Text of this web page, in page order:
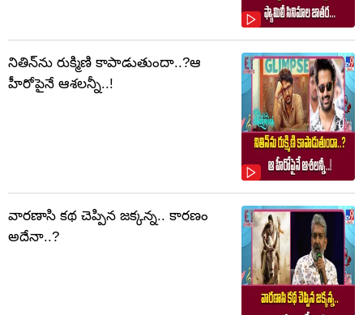
నితిన్‌ను రుక్మిణి కాపాడుతుందా..?ఆ
హీరోపైనే ఆశలన్నీ..!
వారణాసి కథ చెప్పిన జక్కన్న.. కారణం
అదేనా..?